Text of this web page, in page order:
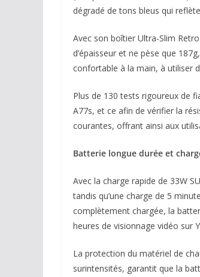
dégradé de tons bleus qui
Avec son boîtier Ultra-Slim
d’épaisseur et ne pèse que
confortable à la main, à utiliser
Plus de 130 tests rigoureux de
A77s, et ce afin de vérifier la
courantes, offrant ainsi aux
Batterie longue durée et
Avec la charge rapide de 33W
tandis qu’une charge de 5
complètement chargée, la
heures de visionnage vidéo sur
La protection du matériel de
surintensités, garantit que la